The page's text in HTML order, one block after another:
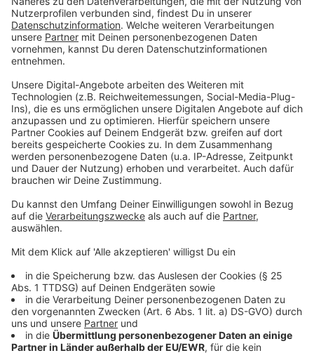
Anzeige
bremst den Wahlkampf bis zu den Stichwahlen am
Sonntag. Das Wahlkampf-Team von Kreisdirektor
Martin Sommer hat eine Podiumsrunde mit dem CDU-
Gegenkandidaten Matthias Krümpel um das Amt des
Landrats abgesagt. Sommer hat als kommissarischer
Landrat und Leiter des Krisenstabs zu viel zu tun. Auch
Ochtrups Bürgermeister Kai Hutzenlaub hat keine Zeit
für Wahlkampf: Er leitet den Krisenstab in Ochtrup und
hat nicht nur mit den Fällen an der Realschule zu tun.
Anzeige
Corona-Krisenstab kämpft gegen Anstieg
der Neuerkrankungen
Anzeige